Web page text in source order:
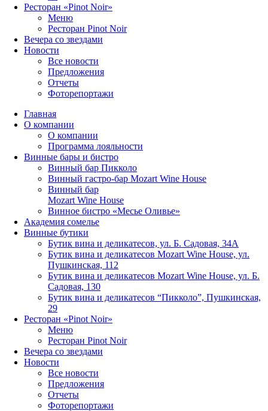
Ресторан «Pinot Noir»
Меню
Ресторан Pinot Noir
Вечера со звездами
Новости
Все новости
Предложения
Отчеты
Фоторепортажи
Главная
О компании
О компании
Программа лояльности
Винные бары и бистро
Винный бар Пикколо
Винный гастро-бар Mozart Wine House
Винный бар
Mozart Wine House
Винное бистро «Месье Оливье»
Академия сомелье
Винные бутики
Бутик вина и деликатесов, ул. Б. Садовая, 34А
Бутик вина и деликатесов Mozart Wine House, ул.
Пушкинская, 112
Бутик вина и деликатесов Mozart Wine House, ул. Б.
Садовая, 130
Бутик вина и деликатесов “Пикколо”, Пушкинская,
29
Ресторан «Pinot Noir»
Меню
Ресторан Pinot Noir
Вечера со звездами
Новости
Все новости
Предложения
Отчеты
Фоторепортажи